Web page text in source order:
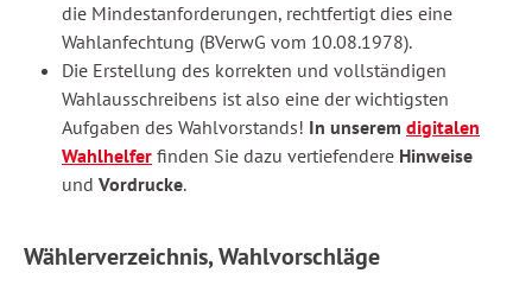
die Mindestanforderungen, rechtfertigt dies eine
Wahlanfechtung (BVerwG vom 10.08.1978).
Die Erstellung des korrekten und vollständigen
Wahlausschreibens ist also eine der wichtigsten
Aufgaben des Wahlvorstands! In unserem digitalen
Wahlhelfer finden Sie dazu vertiefendere Hinweise
und Vordrucke.
Wählerverzeichnis, Wahlvorschläge